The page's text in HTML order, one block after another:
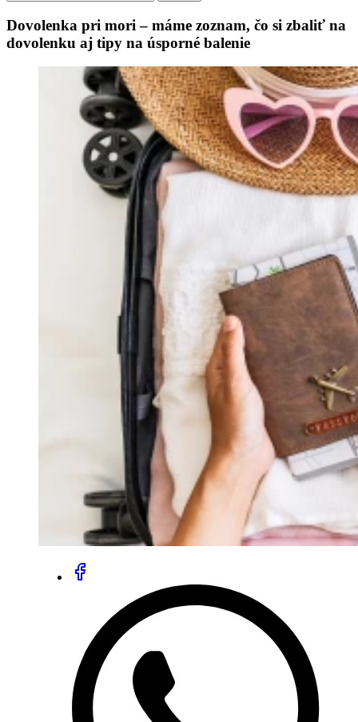
Dovolenka pri mori – máme zoznam, čo si zbaliť na
dovolenku aj tipy na úsporné balenie